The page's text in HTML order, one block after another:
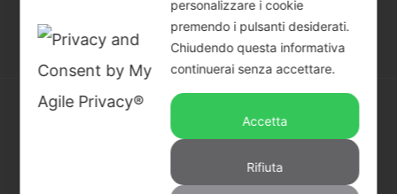
© 2026 Piccoli Musei a Primiero - San Martino di
Castrozza | CF & P.IVA 02401890229 |
personalizzare i cookie
premendo i pulsanti desiderati.
Chiudendo questa informativa
continuerai senza accettare.
Accetta
Rifiuta